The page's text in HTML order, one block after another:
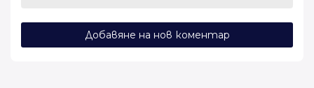
Добавяне на нов коментар